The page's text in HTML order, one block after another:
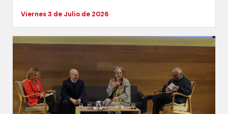
Viernes 3 de Julio de 2026